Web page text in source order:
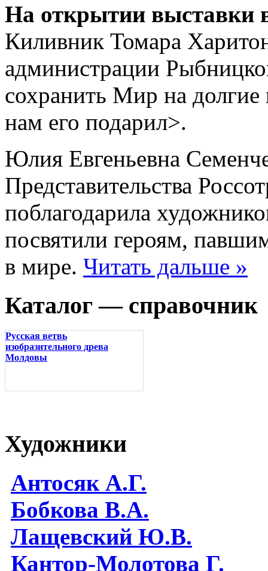
На открытии выставки
Киливник Томара
администрации
сохранить Мир на долгие
нам его подарил>.
Юлия Евгеньевна
Представительства
поблагодарила
посвятили героям,
в мире. Читать дальше »
Каталог — справочник
Русская ветвь
изобразительного древа
Молдовы
Художники
Антосяк А.Г.
Бобкова В.А.
Лащевский Ю.В.
Кантор-Молотова Г.